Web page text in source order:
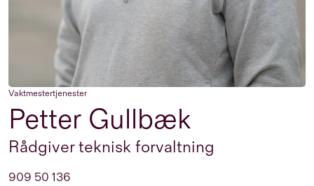
Vaktmestertjenester
Petter Gullbæk
Rådgiver teknisk forvaltning
909 50 136